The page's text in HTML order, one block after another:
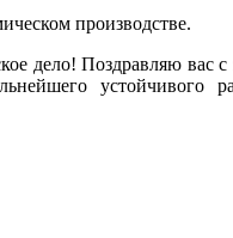
производстве.
дело! Поздравляю вас
устойчивого